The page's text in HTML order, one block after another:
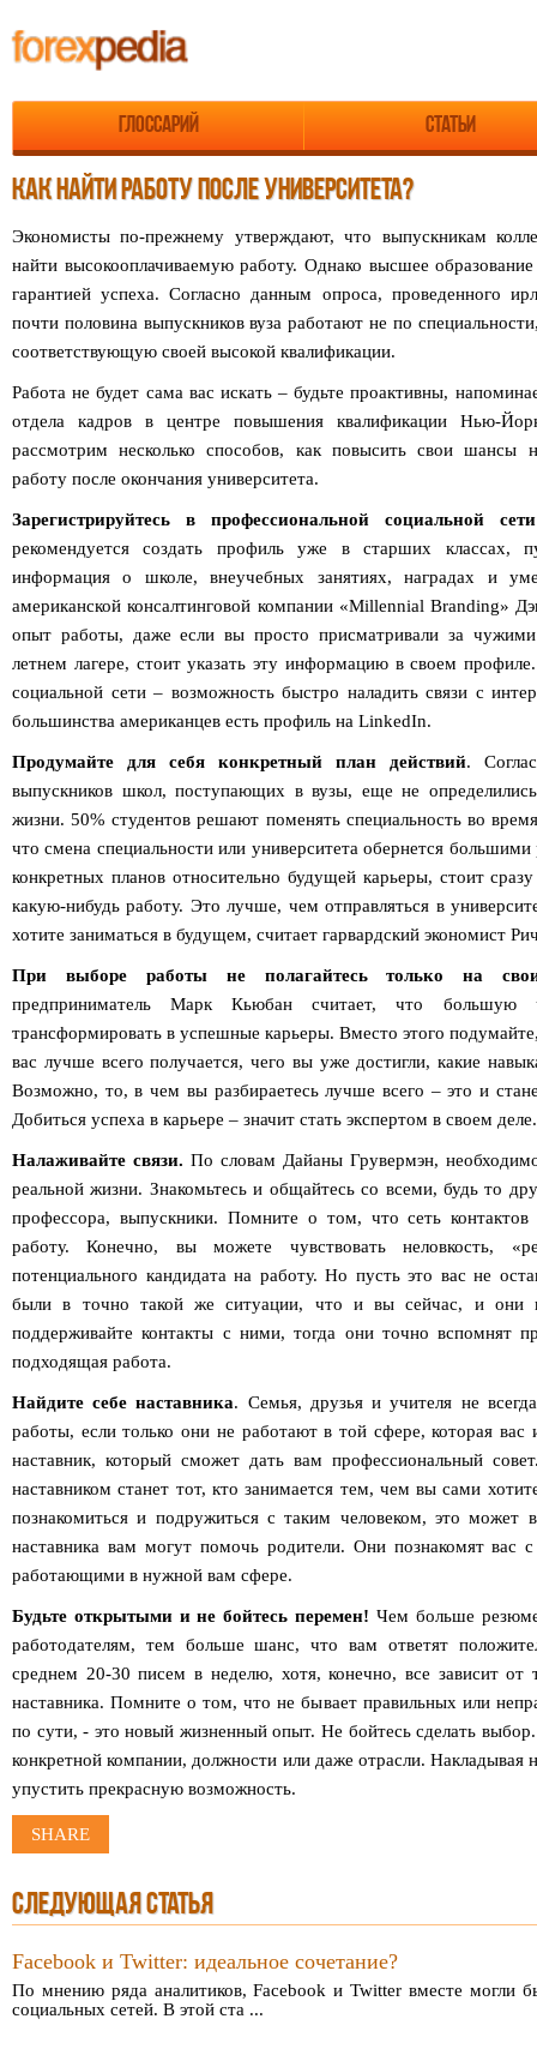
Глоссарий Статьи
КАК НАЙТИ РАБОТУ ПОСЛЕ УНИВЕРСИТЕТА?
Экономисты по-прежнему утверждают, что выпускникам
найти высокооплачиваемую работу. Однако высшее
гарантией успеха. Согласно данным опроса, проведенного
почти половина выпускников вуза работают не по
соответствующую своей высокой квалификации.
Работа не будет сама вас искать – будьте проактивны,
отдела кадров в центре повышения квалификации Нью-
рассмотрим несколько способов, как повысить свои шансы
работу после окончания университета.
Зарегистрируйтесь в профессиональной социальной
рекомендуется создать профиль уже в старших классах,
информация о школе, внеучебных занятиях, наградах и
американской консалтинговой компании «Millennial Branding»
опыт работы, даже если вы просто присматривали за
летнем лагере, стоит указать эту информацию в своем
социальной сети – возможность быстро наладить связи с
большинства американцев есть профиль на LinkedIn.
Продумайте для себя конкретный план действий.
выпускников школ, поступающих в вузы, еще не
жизни. 50% студентов решают поменять специальность во
что смена специальности или университета обернется
конкретных планов относительно будущей карьеры, стоит
какую-нибудь работу. Это лучше, чем отправляться в
хотите заниматься в будущем, считает гарвардский экономист
При выборе работы не полагайтесь только на
предприниматель Марк Кьюбан считает, что большую
трансформировать в успешные карьеры. Вместо этого
вас лучше всего получается, чего вы уже достигли, какие
Возможно, то, в чем вы разбираетесь лучше всего – это и
Добиться успеха в карьере – значит стать экспертом в своем деле.
Налаживайте связи. По словам Дайаны Грувермэн,
реальной жизни. Знакомьтесь и общайтесь со всеми, будь то
профессора, выпускники. Помните о том, что сеть
работу. Конечно, вы можете чувствовать неловкость,
потенциального кандидата на работу. Но пусть это вас не
были в точно такой же ситуации, что и вы сейчас, и они
поддерживайте контакты с ними, тогда они точно вспомнят
подходящая работа.
Найдите себе наставника. Семья, друзья и учителя не
работы, если только они не работают в той сфере, которая
наставник, который сможет дать вам профессиональный
наставником станет тот, кто занимается тем, чем вы сами
познакомиться и подружиться с таким человеком, это может
наставника вам могут помочь родители. Они познакомят вас
работающими в нужной вам сфере.
Будьте открытыми и не бойтесь перемен! Чем больше
работодателям, тем больше шанс, что вам ответят
среднем 20-30 писем в неделю, хотя, конечно, все зависит от
наставника. Помните о том, что не бывает правильных или
по сути, - это новый жизненный опыт. Не бойтесь сделать выбор.
конкретной компании, должности или даже отрасли. Накладывая
упустить прекрасную возможность.
SHARE
СЛЕДУЮЩАЯ СТАТЬЯ
Facebook и Twitter: идеальное сочетание?
По мнению ряда аналитиков, Facebook и Twitter вместе могли
социальных сетей. В этой ста ...